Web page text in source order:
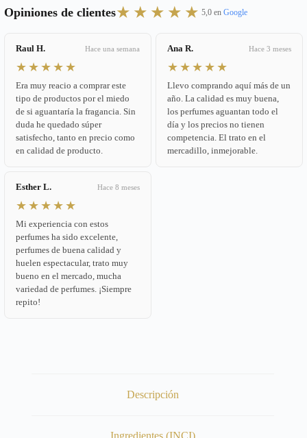
Opiniones de clientes★★★★★ 5,0 en Google
Raul H. Hace una semana
★★★★★
Era muy reacio a comprar este
tipo de productos por el miedo
de si aguantaría la fragancia. Sin
duda he quedado súper
satisfecho, tanto en precio como
en calidad de producto.
Ana R. Hace 3 meses
★★★★★
Llevo comprando aquí más de un
año. La calidad es muy buena,
los perfumes aguantan todo el
día y los precios no tienen
competencia. El trato en el
mercadillo, inmejorable.
Esther L. Hace 8 meses
★★★★★
Mi experiencia con estos
perfumes ha sido excelente,
perfumes de buena calidad y
huelen espectacular, trato muy
bueno en el mercado, mucha
variedad de perfumes. ¡Siempre
repito!
Descripción